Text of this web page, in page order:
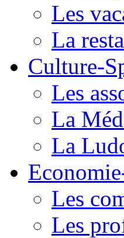
Les
La
Culture-
Les
La
La
Les
Les